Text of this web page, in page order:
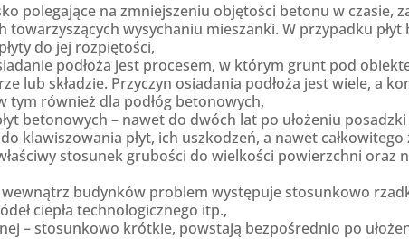
polegające na zmniejszeniu objętości betonu w czasie,
towarzyszących wysychaniu mieszanki. W przypadku
do jej rozpiętości,
podłoża jest procesem, w którym grunt pod
lub składzie. Przyczyn osiadania podłoża jest wiele, a
tym również dla podłóg betonowych,
betonowych – nawet do dwóch lat po ułożeniu
klawiszowania płyt, ich uszkodzeń, a nawet całkowitego
stosunek grubości do wielkości powierzchni
wewnątrz budynków problem występuje stosunkowo
ciepła technologicznego itp.,
– stosunkowo krótkie, powstają bezpośrednio po